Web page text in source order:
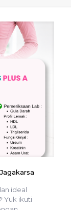
ideal
Yuk ikuti